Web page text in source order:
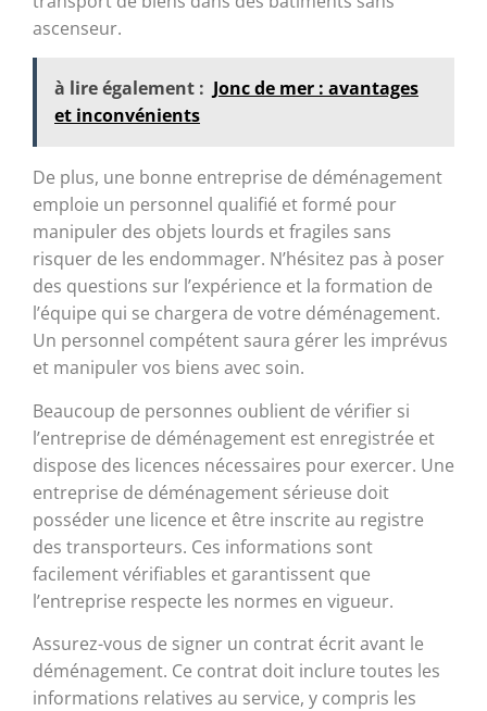
ascenseur.
à lire également : Jonc de mer : avantages
et inconvénients
De plus, une bonne entreprise de déménagement
emploie un personnel qualifié et formé pour
manipuler des objets lourds et fragiles sans
risquer de les endommager. N’hésitez pas à poser
des questions sur l’expérience et la formation de
l’équipe qui se chargera de votre déménagement.
Un personnel compétent saura gérer les imprévus
et manipuler vos biens avec soin.
Beaucoup de personnes oublient de vérifier si
l’entreprise de déménagement est enregistrée et
dispose des licences nécessaires pour exercer. Une
entreprise de déménagement sérieuse doit
posséder une licence et être inscrite au registre
des transporteurs. Ces informations sont
facilement vérifiables et garantissent que
l’entreprise respecte les normes en vigueur.
Assurez-vous de signer un contrat écrit avant le
déménagement. Ce contrat doit inclure toutes les
informations relatives au service, y compris les